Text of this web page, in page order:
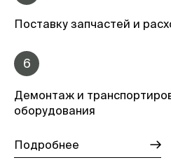
Поставку запчастей и
6
Демонтаж и
оборудования
Подробнее